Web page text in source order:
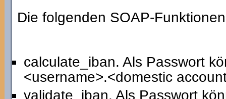
Die folgenden SOAP-
calculate_iban. Als Passwort
<username>.<domestic
validate_iban. Als Passwort